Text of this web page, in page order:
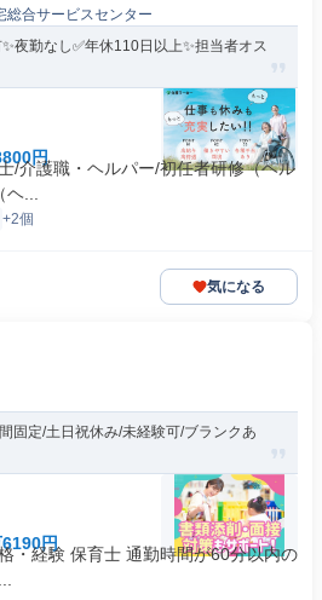
合サービスセンター
夜勤なし✅️年休110日以上✨担当者オス
円
/介護職・ヘルパー/初任者研修（ヘル
...
+2個
気になる
固定/土日祝休み/未経験可/ブランクあ
円
・経験 保育士 通勤時間が60分以内の